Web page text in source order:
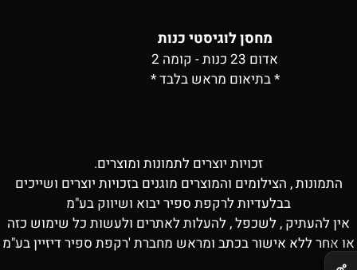
מחסן לוגיסטי כנות
אדום 23 כנות - קומה 2
* בתיאום מראש בלבד *
זכויות יוצרים לתמונות ומוצרים.
התמונות , הצילומים והמוצרים מוגנים בזכויות יוצרים ושייכים
בבלעדיות לרקפת ספיר יבוא ושיווק בע"מ
אין להעתיק , לשכפל , להעלות לאתרים ולעשות כל שימוש כזה
או אחר ללא אישור בכתב ומראש מחברת 'רקפת ספיר דיזיין בע"מ
✕